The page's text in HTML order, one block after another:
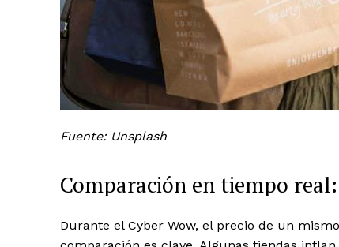
Fuente: Unsplash
Comparación en tiempo
Durante el Cyber Wow, el precio de un